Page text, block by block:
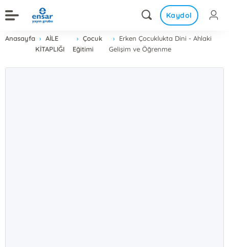
Kaydol
Anasayfa
AİLE
KİTAPLIĞI
Çocuk
Eğitimi
Erken Çocuklukta Dini - Ahlaki
Gelişim ve Öğrenme